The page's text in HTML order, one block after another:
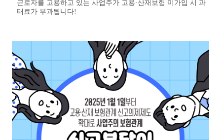
근로자를 고용하고 있는 사업주가 고용·산재보험 미가입 시 과
태료가 부과됩니다!